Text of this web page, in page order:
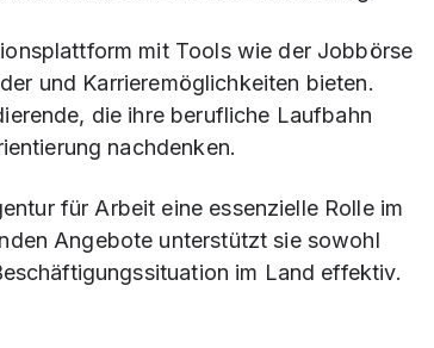
mit Tools wie der Jobbörse
und Karrieremöglichkeiten bieten.
die ihre berufliche Laufbahn
nachdenken.
für Arbeit eine essenzielle Rolle im
Angebote unterstützt sie sowohl
im Land effektiv.